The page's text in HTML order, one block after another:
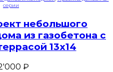
серии
небольшого
из газобетона с
13х14
₽